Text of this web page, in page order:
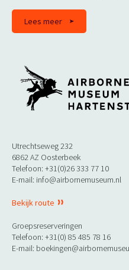
Lees meer
Utrechtseweg 232
6862 AZ Oosterbeek
Telefoon: +31(0)26 333 77 10
E-mail: info@airbornemuseum.nl
Bekijk route
Groepsreserveringen
Telefoon: +31(0) 85 485 78 16
E-mail: